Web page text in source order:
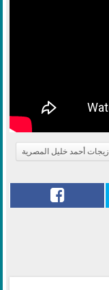
زيجات أحمد خليل المصرية